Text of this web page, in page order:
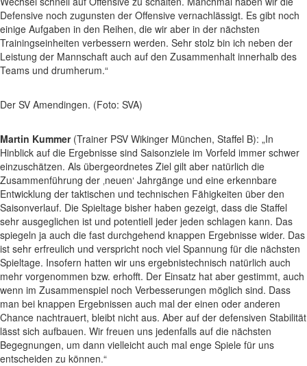
Defensive noch zugunsten der Offensive vernachlässigt. Es gibt noch
einige Aufgaben in den Reihen, die wir aber in der nächsten
Trainingseinheiten verbessern werden. Sehr stolz bin ich neben der
Leistung der Mannschaft auch auf den Zusammenhalt innerhalb des
Teams und drumherum.“
Der SV Amendingen. (Foto: SVA)
Martin Kummer(Trainer PSV Wikinger München, Staffel B): „In
Hinblick auf die Ergebnisse sind Saisonziele im Vorfeld immer schwer
einzuschätzen. Als übergeordnetes Ziel gilt aber natürlich die
Zusammenführung der ‚neuen‘ Jahrgänge und eine erkennbare
Entwicklung der taktischen und technischen Fähigkeiten über den
Saisonverlauf. Die Spieltage bisher haben gezeigt, dass die Staffel
sehr ausgeglichen ist und potentiell jeder jeden schlagen kann. Das
spiegeln ja auch die fast durchgehend knappen Ergebnisse wider. Das
ist sehr erfreulich und verspricht noch viel Spannung für die nächsten
Spieltage. Insofern hatten wir uns ergebnistechnisch natürlich auch
mehr vorgenommen bzw. erhofft. Der Einsatz hat aber gestimmt, auch
wenn im Zusammenspiel noch Verbesserungen möglich sind. Dass
man bei knappen Ergebnissen auch mal der einen oder anderen
Chance nachtrauert, bleibt nicht aus. Aber auf der defensiven Stabilität
lässt sich aufbauen. Wir freuen uns jedenfalls auf die nächsten
Begegnungen, um dann vielleicht auch mal enge Spiele für uns
entscheiden zu können.“